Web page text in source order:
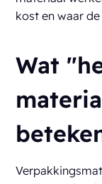
kost en waar
Wat